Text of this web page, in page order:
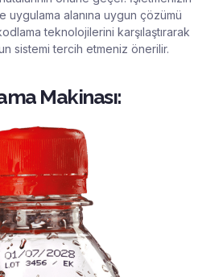
uygulama alanına uygun çözümü
teknolojilerini karşılaştırarak
sistemi tercih etmeniz önerilir.
Makinası: